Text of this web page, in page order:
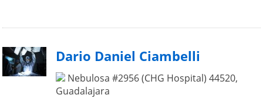
Dario Daniel Ciambelli
Nebulosa #2956 (CHG Hospital) 44520,
Guadalajara